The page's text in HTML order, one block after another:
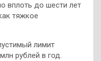
вплоть до шести лет
тяжкое
лимит
рублей в год.